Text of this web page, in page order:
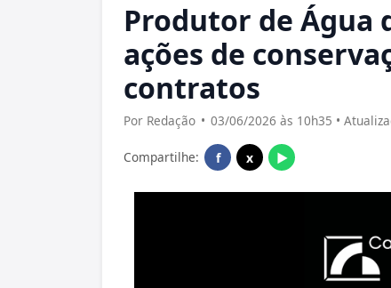
Produtor de Água
ações de
contratos
Por Redação • 03/06/2026 às 10h35 •
Compartilhe: f x ▶